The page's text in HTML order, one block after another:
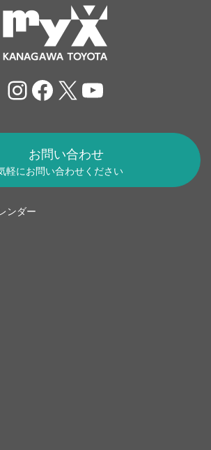
Instagram
Facebook
X YouTube
お問い合わせ
軽にお問い合わせください
ンダー